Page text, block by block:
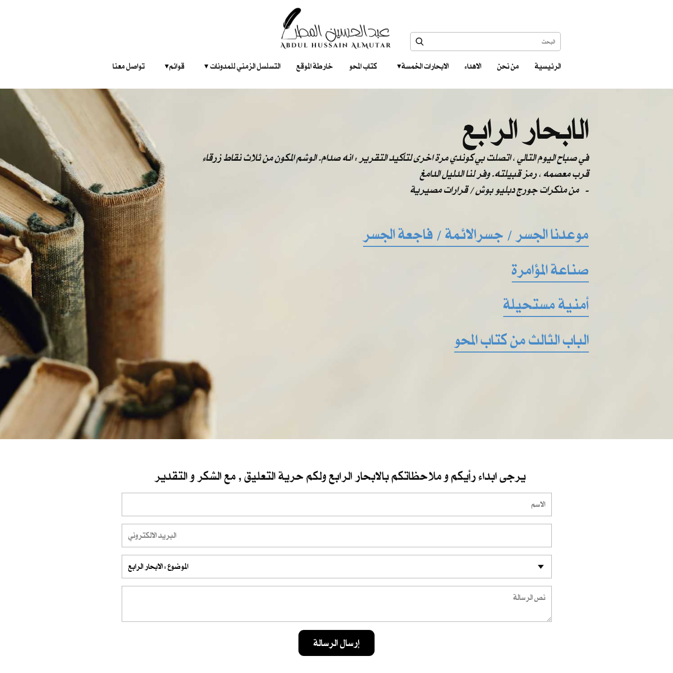
الرئيسية من نحن الاهداء الابحارات الخمسة ‎ ‎ ‎ كتاب المحو خارطة الموقع التسلسل الزمني للمدونات‎ ‎ ‎ ‎ ‎ قوائم‎ ‎ ‎ ‎ تواصل معنا
الابحار الرابع
في صباح اليوم التالي ، اتصلت بي كوندي مرة اخرى لتأكيد التقرير : انه صدام. الوشم المكون من ثلاث نقاط زرقاء
قرب معصمه ، رمز قبيلته. وفر لنا الدليل الدامغ
من مذكرات جورج دبليو بوش / قرارات مصيرية -
موعدنا الجسر / جسرالائمة / فاجعة الجسر
صناعة المؤامرة
أمنية مستحيلة
الباب الثالث من كتاب المحو
يرجى ابداء رأيكم و ملاحظاتكم بالابحار الرابع ولكم حرية التعليق , مع الشكر و التقدير
إرسال الرسالة